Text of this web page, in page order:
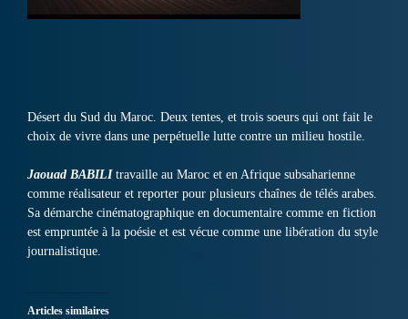
Désert du Sud du Maroc. Deux tentes, et trois soeurs qui ont fait le
choix de vivre dans une perpétuelle lutte contre un milieu hostile.
Jaouad BABILItravaille au Maroc et en Afrique subsaharienne
comme réalisateur et reporter pour plusieurs chaînes de télés arabes.
Sa démarche cinématographique en documentaire comme en fiction
est empruntée à la poésie et est vécue comme une libération du style
journalistique.
Articles similaires